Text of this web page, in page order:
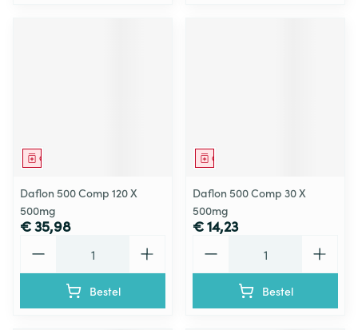
Geneesmiddel
Daflon 500 Comp 120 X
500mg
€ 35,98
Bestel
Geneesmiddel
Daflon 500 Comp 30 X
500mg
€ 14,23
Bestel